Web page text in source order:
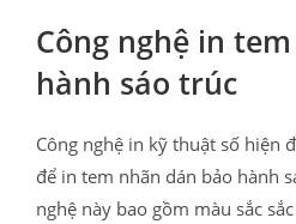
Công nghệ in
hành sáo trúc
Công nghệ in kỹ thuật số hiện
để in tem nhãn dán bảo hành
nghệ này bao gồm màu sắc